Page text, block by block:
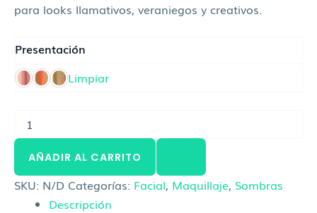
para looks llamativos, veraniegos y creativos.
Presentación
Limpiar
AÑADIR AL CARRITO
SKU: N/D Categorías: Facial, Maquillaje, Sombras
Descripción